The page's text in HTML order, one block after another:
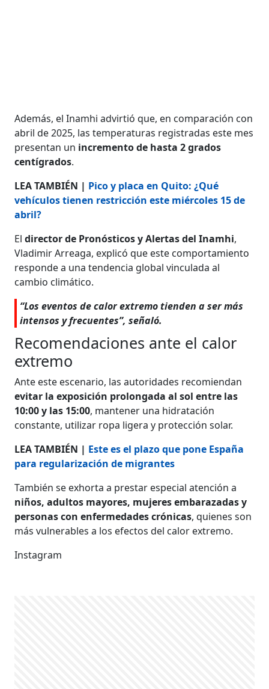
Además, el Inamhi advirtió que, en comparación con
abril de 2025, las temperaturas registradas este mes
presentan un incremento de hasta 2 grados
centígrados.
LEA TAMBIÉN | Pico y placa en Quito: ¿Qué
vehículos tienen restricción este miércoles 15 de
abril?
Eldirector de Pronósticos y Alertas del Inamhi,
Vladimir Arreaga, explicó que este comportamiento
responde a una tendencia global vinculada al
cambio climático.
“Los eventos de calor extremo tienden a ser más
intensos y frecuentes”, señaló.
Recomendaciones ante el calor
extremo
Ante este escenario, las autoridades recomiendan
evitar la exposición prolongada al sol entre las
10:00 y las 15:00, mantener una hidratación
constante, utilizar ropa ligera y protección solar.
LEA TAMBIÉN | Este es el plazo que pone España
para regularización de migrantes
También se exhorta a prestar especial atención a
niños, adultos mayores, mujeres embarazadas y
personas con enfermedades crónicas, quienes son
más vulnerables a los efectos del calor extremo.
Instagram